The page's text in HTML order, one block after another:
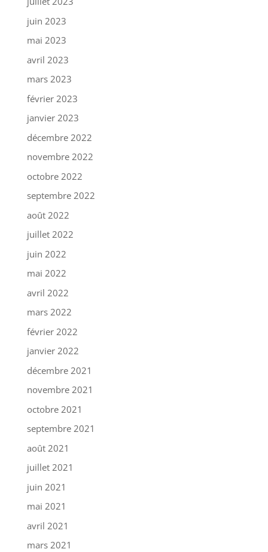
juin 2023
mai 2023
avril 2023
mars 2023
février 2023
janvier 2023
décembre 2022
novembre 2022
octobre 2022
septembre 2022
août 2022
juillet 2022
juin 2022
mai 2022
avril 2022
mars 2022
février 2022
janvier 2022
décembre 2021
novembre 2021
octobre 2021
septembre 2021
août 2021
juillet 2021
juin 2021
mai 2021
avril 2021
mars 2021